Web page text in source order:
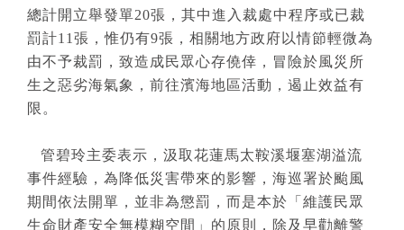
總計開立舉發單20張，其中進入裁處中程序或已裁
罰計11張，惟仍有9張，相關地方政府以情節輕微為
由不予裁罰，致造成民眾心存僥倖，冒險於風災所
生之惡劣海氣象，前往濱海地區活動，遏止效益有
限。
管碧玲主委表示，汲取花蓮馬太鞍溪堰塞湖溢流
事件經驗，為降低災害帶來的影響，海巡署於颱風
期間依法開單，並非為懲罰，而是本於「維護民眾
生命財產安全無模糊空間」的原則，除及早勸離警